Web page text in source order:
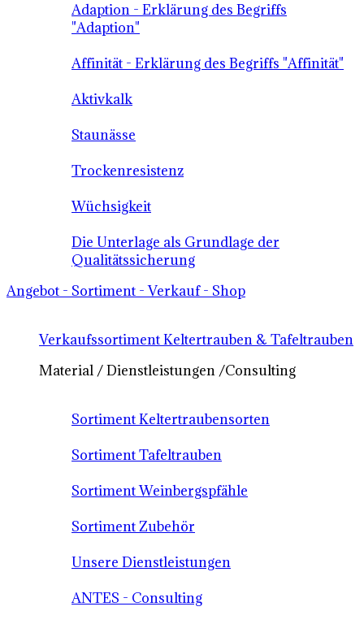
Adaption - Erklärung des Begriffs
"Adaption"
Affinität - Erklärung des Begriffs "Affinität"
Aktivkalk
Staunässe
Trockenresistenz
Wüchsigkeit
Die Unterlage als Grundlage der
Qualitätssicherung
Angebot - Sortiment - Verkauf - Shop
Verkaufssortiment Keltertrauben & Tafeltrauben
Material / Dienstleistungen /Consulting
Sortiment Keltertraubensorten
Sortiment Tafeltrauben
Sortiment Weinbergspfähle
Sortiment Zubehör
Unsere Dienstleistungen
ANTES - Consulting